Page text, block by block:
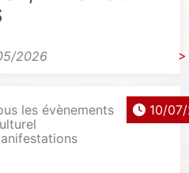
2026
les évènements
10/